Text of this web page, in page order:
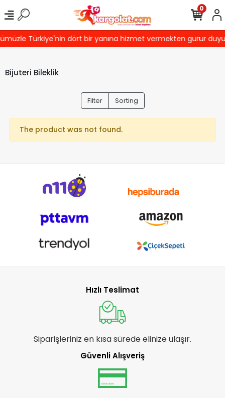
Türkiye'nin dört bir yanına hizmet vermekten gurur
0
Bijuteri Bileklik
Filter Sorting
The product was not found.
Hızlı Teslimat
Siparişleriniz en kısa sürede elinize ulaşır.
Güvenli Alışveriş